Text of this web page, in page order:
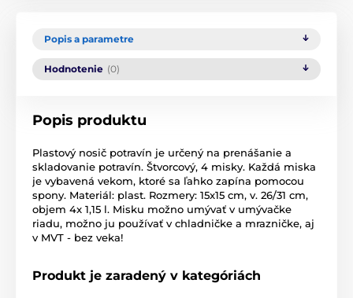
Popis a parametre
Hodnotenie (0)
Popis produktu
Plastový nosič potravín je určený na prenášanie a
skladovanie potravín. Štvorcový, 4 misky. Každá miska
je vybavená vekom, ktoré sa ľahko zapína pomocou
spony. Materiál: plast. Rozmery: 15x15 cm, v. 26/31 cm,
objem 4x 1,15 l. Misku možno umývať v umývačke
riadu, možno ju používať v chladničke a mrazničke, aj
v MVT - bez veka!
Produkt je zaradený v kategóriách